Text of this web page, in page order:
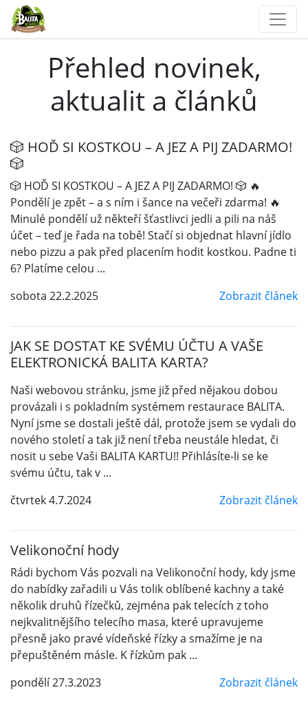
Přehled novinek,
aktualit a článků
🎲 HOĎ SI KOSTKOU – A JEZ A PIJ ZADARMO!
🎲
🎲 HOĎ SI KOSTKOU – A JEZ A PIJ ZADARMO! 🎲 🔥
Pondělí je zpět – a s ním i šance na večeři zdarma! 🔥
Minulé pondělí už někteří šťastlivci jedli a pili na náš
účet – teď je řada na tobě! Stačí si objednat hlavní jídlo
nebo pizzu a pak před placením hodit kostkou. Padne ti
6? Platíme celou ...
sobota 22.2.2025
Zobrazit článek
JAK SE DOSTAT KE SVÉMU ÚČTU A VAŠE
ELEKTRONICKÁ BALITA KARTA?
Naši webovou stránku, jsme již před nějakou dobou
provázali i s pokladním systémem restaurace BALITA.
Nyní jsme se dostali ještě dál, protože jsem se vydali do
nového století a tak již není třeba neustále hledat, či
nosit u sebe Vaši BALITA KARTU!! Přihlásíte-li se ke
svému účtu, tak v ...
čtvrtek 4.7.2024
Zobrazit článek
Velikonoční hody
Rádi bychom Vás pozvali na Velikonoční hody, kdy jsme
do nabídky zařadili u Vás tolik oblíbené kachny a také
několik druhů řízečků, zejména pak telecích z toho
nejkvalitnějšího telecího masa, které upravujeme
přesně jako pravé vídeňské řízky a smažíme je na
přepuštěném másle. K řízkům pak ...
pondělí 27.3.2023
Zobrazit článek